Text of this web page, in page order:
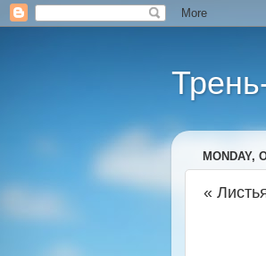
MONDAY,
«